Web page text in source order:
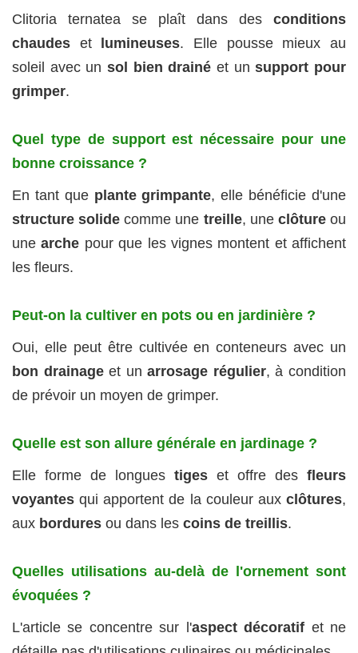
Clitoria ternatea se plaît dans des conditions
chaudes et lumineuses. Elle pousse mieux au
soleil avec un sol bien drainé et unsupport pour
grimper.
Quel type de support est nécessaire pour une
bonne croissance ?
En tant que plante grimpante, elle bénéficie d'une
structure solide comme une treille, une clôtureou
unearche pour que les vignes montent et affichent
les fleurs.
Peut-on la cultiver en pots ou en jardinière ?
Oui, elle peut être cultivée en conteneurs avec un
bon drainageet unarrosage régulier, à condition
de prévoir un moyen de grimper.
Quelle est son allure générale en jardinage ?
Elle forme de longues tiges et offre des fleurs
voyantes qui apportent de la couleur aux clôtures,
aux bordures ou dans les coins de treillis.
Quelles utilisations au-delà de l'ornement sont
évoquées ?
L'article se concentre sur l'aspect décoratif et ne